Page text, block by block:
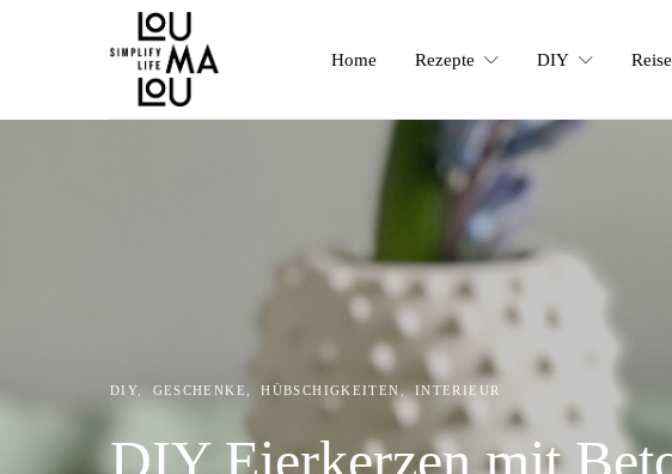
Home Rezepte DIY
DIY GESCHENKE HÜBSCHIGKEITEN INTERIEUR
DIY Eierkerzen mit